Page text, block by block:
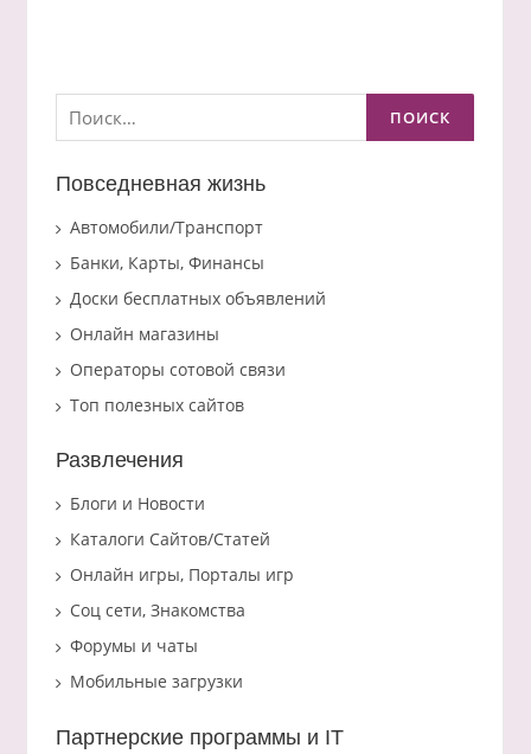
Найти:
Повседневная жизнь
Автомобили/Транспорт
Банки, Карты, Финансы
Доски бесплатных объявлений
Онлайн магазины
Операторы сотовой связи
Топ полезных сайтов
Развлечения
Блоги и Новости
Каталоги Сайтов/Статей
Онлайн игры, Порталы игр
Соц сети, Знакомства
Форумы и чаты
Мобильные загрузки
Партнерские программы и IT